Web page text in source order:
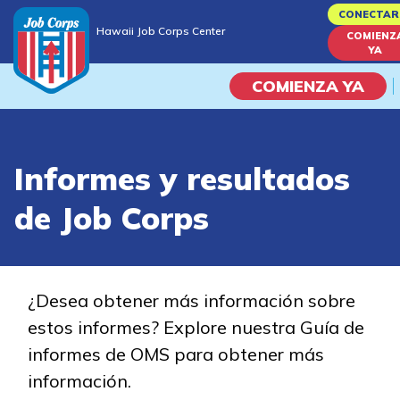
to
content
Hawaii Job Corps Center
YA
COMIENZA YA
Vida En El Campus
Habilidades académicas
Estudiar
Programas de
Informes y resultados
de Job Corps
¿Desea obtener más información sobre
estos informes? Explore nuestra Guía de
informes de OMS para obtener más
información.